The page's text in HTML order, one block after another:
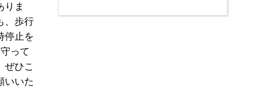
りま
、歩行
停止を
って
ぜひこ
いいた